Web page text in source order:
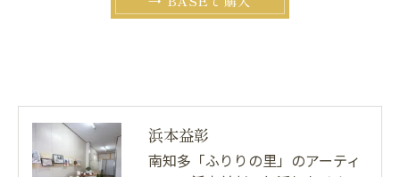
浜本益彰
南知多「ふりりの里」のアーティ